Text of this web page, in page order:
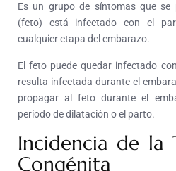
Es un grupo de síntomas que se
(feto) está infectado con el
cualquier etapa del embarazo.
El feto puede quedar infectado
resulta infectada durante el
propagar al feto durante el
período de dilatación o el parto.
Incidencia de la
Congénita